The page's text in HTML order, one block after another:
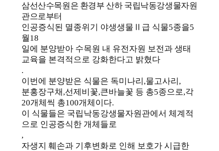
삼선산수목원은 환경부 산하 국립낙동강생물자원
관으로부터
인공증식된 멸종위기 야생생물 Ⅱ 급 식물5종을5
월18
일에 분양받아 수목원 내 유전자원 보전과 생태
교육을 본격적으로 강화한다고 밝혔다
.
이번에 분양받은 식물은 독미나리 ,물고사리 ,
분홍장구채 ,선제비꽃,큰바늘꽃 등 총5종으로,각
20개체씩 총100개체이다.
이 식물들은 국립낙동강생물자원관에서 체계적
으로 인공증식한 개체들로
,
자생지 훼손과 기후변화로 인해 보호가 시급한